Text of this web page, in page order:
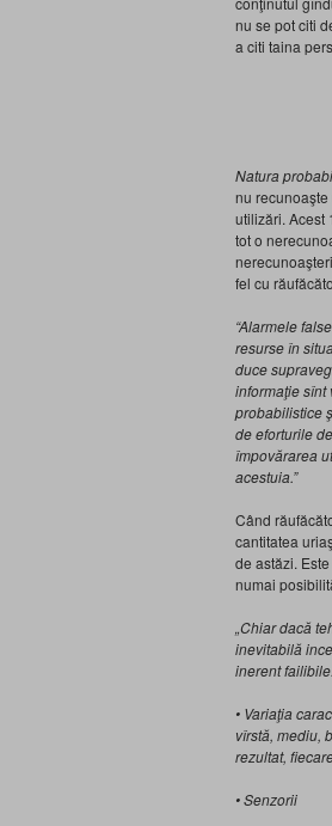
nu se pot citi
a citi taina
Natura
nu
utilizări. Acest
tot o
fel cu
“Alarmele
resurse în
duce
informaţie sînt
probabilistice
de eforturile
împovărarea
acestuia.”
Când
cantitatea
de astăzi.
numai
„Chiar dacă
inevitabilă
inerent
• Variaţia
vîrstă, mediu,
rezultat,
• Senzorii